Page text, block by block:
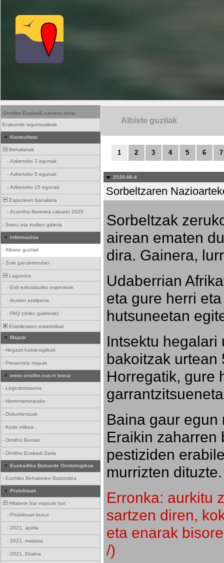
Ornitho Euskadi sarrera orria.
Erakunde laguntzaileak
Kontsultatu
Behaketak
- Azkeneko 2 egunak
- Azkeneko 5 egunak
- Azkeneko 15 egunak
Espezieen banaketa
- Acanthis flammea cabaret 2025
- Soinu eta irudien galeria
Informazioa
- Albiste guztiak
- Zure gai-zerrendan
Laguntza
- Erdi ezkutaturiko espezieak
- Ikurren azalpena
- FAQ (ohiko galderak)
Erabileraren estatistikak
Mapak
- Hegazti habia-egileak
- Presentzia mapak
www.ornitho.eus-ri buruz
- Legezkotasuna
- Harremanetarako
- Dokumentuak
- Kode etikoa
- Ornitho Berriak
- Ornitho Euskadi Saria
Euskadiko Batzorde Ornitologikoa
- Ezohiko Behaketen Batzordea
Proiektuak
Hilabete bat espezie bat
- Proiektuari buruz
- 2021, apirila
- 2021, maiatza
- 2021, Ekaina
Albiste guztiak
1 2 3 4 5 6 7
2026-06-4
Sorbeltzaren
Sorbeltzak
airean ematen
dira. Gainera,
Udaberrian
eta gure herri
hutsuneetan
Intsektu hegalari
bakoitzak urtean
Horregatik, gure
Baina gaur egun
Eraikin zaharren
pestiziden
murrizten dituzte.
Erronka: aurkitu
sartzen diren,
eta enarak
/)